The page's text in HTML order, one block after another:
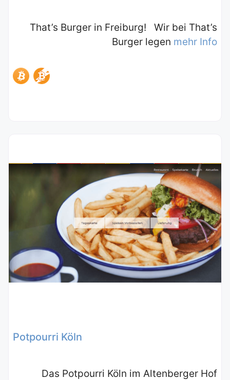
That’s Burger in Freiburg! Wir bei That’s
Burger legen mehr Info
Potpourri Köln
Das Potpourri Köln im Altenberger Hof